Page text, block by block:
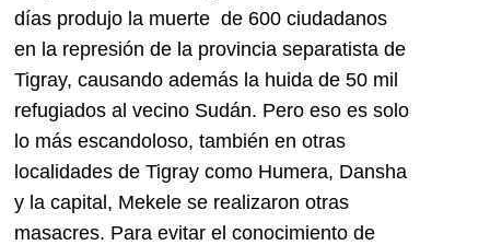
días produjo la muerte de 600 ciudadanos
en la represión de la provincia separatista de
Tigray, causando además la huida de 50 mil
refugiados al vecino Sudán. Pero eso es solo
lo más escandoloso, también en otras
localidades de Tigray como Humera, Dansha
y la capital, Mekele se realizaron otras
masacres. Para evitar el conocimiento de